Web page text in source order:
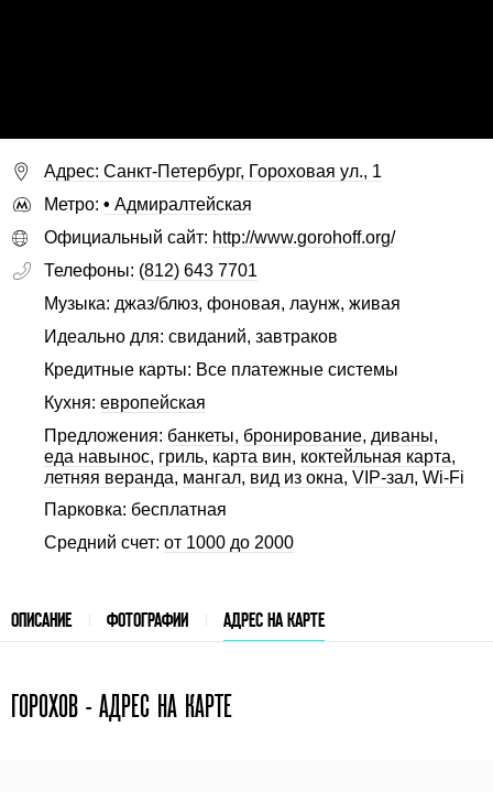
Адрес: Санкт-Петербург, Гороховая ул., 1
Метро: • Адмиралтейская
Официальный сайт: http://www.gorohoff.org/
Телефоны: (812) 643 7701
Музыка: джаз/блюз, фоновая, лаунж, живая
Идеально для: свиданий, завтраков
Кредитные карты: Все платежные системы
Кухня: европейская
Предложения: банкеты, бронирование, диваны,
еда навынос, гриль, карта вин, коктейльная карта,
летняя веранда, мангал, вид из окна, VIP-зал, Wi-Fi
Парковка: бесплатная
Средний счет: от 1000 до 2000
ОПИСАНИЕ ФОТОГРАФИИ АДРЕС НА КАРТЕ
ГОРОХОВ - АДРЕС НА КАРТЕ